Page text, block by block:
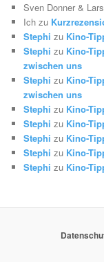
Sven Donner &
Ich zu
Stephi zu Kino-
Stephi zu Kino-
zwischen uns
Stephi zu Kino-
zwischen uns
Stephi zu Kino-
Stephi zu Kino-
Stephi zu Kino-
Stephi zu Kino-
Stephi zu Kino-